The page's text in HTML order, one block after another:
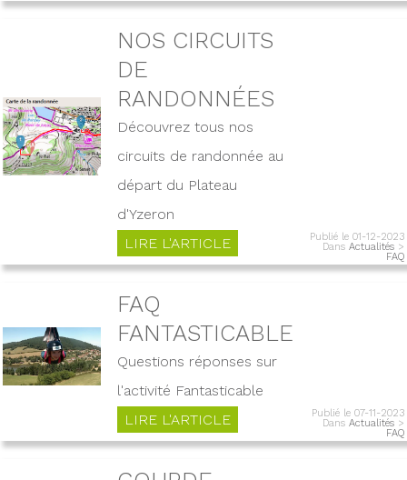
NOS CIRCUITS
DE
RANDONNÉES
Découvrez tous nos
circuits de randonnée au
départ du Plateau
d'Yzeron
LIRE L'ARTICLE
Publié le 01-12-2023
Dans Actualités >
FAQ
FAQ
FANTASTICABLE
Questions réponses sur
l'activité Fantasticable
LIRE L'ARTICLE
Publié le 07-11-2023
Dans Actualités >
FAQ